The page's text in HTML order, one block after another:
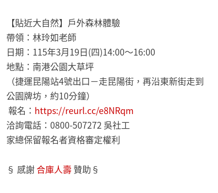
【貼近大自然】戶外森林體驗
帶領：林玲如老師
日期：115年3月19日(四)14:00～16:00
地點：南港公園大草坪
（捷運昆陽站4號出口－走昆陽街，再沿東新街走到
公園牌坊，約10分鐘）
報名： https://reurl.cc/e8NRqm
洽詢電話：0800-507272 吳社工
家總保留報名者資格審定權利
§ 感謝合庫人壽贊助§